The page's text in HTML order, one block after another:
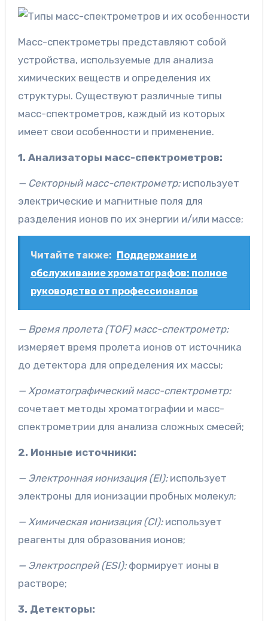
Масс-спектрометры представляют собой
устройства, используемые для анализа
химических веществ и определения их
структуры. Существуют различные типы
масс-спектрометров, каждый из которых
имеет свои особенности и применение.
1. Анализаторы масс-спектрометров:
— Секторный масс-спектрометр: использует
электрические и магнитные поля для
разделения ионов по их энергии и/или массе;
Читайте также: Поддержание и
обслуживание хроматографов: полное
руководство от профессионалов
— Время пролета (TOF) масс-спектрометр:
измеряет время пролета ионов от источника
до детектора для определения их массы;
— Хроматографический масс-спектрометр:
сочетает методы хроматографии и масс-
спектрометрии для анализа сложных смесей;
2. Ионные источники:
— Электронная ионизация (EI): использует
электроны для ионизации пробных молекул;
— Химическая ионизация (CI): использует
реагенты для образования ионов;
— Электроспрей (ESI):формирует ионы в
растворе;
3. Детекторы: